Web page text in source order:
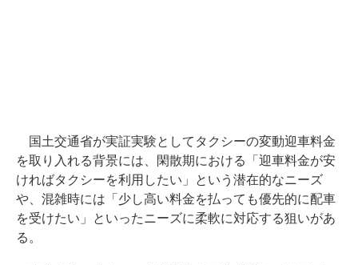
国土交通省が実証実験としてタクシーの変動迎車料金
を取り入れる背景には、閑散期における「迎車料金が安
ければタクシーを利用したい」という潜在的なニーズ
や、混雑時には「少し高い料金を払っても優先的に配車
を受けたい」といったニーズに柔軟に対応する狙いがあ
る。